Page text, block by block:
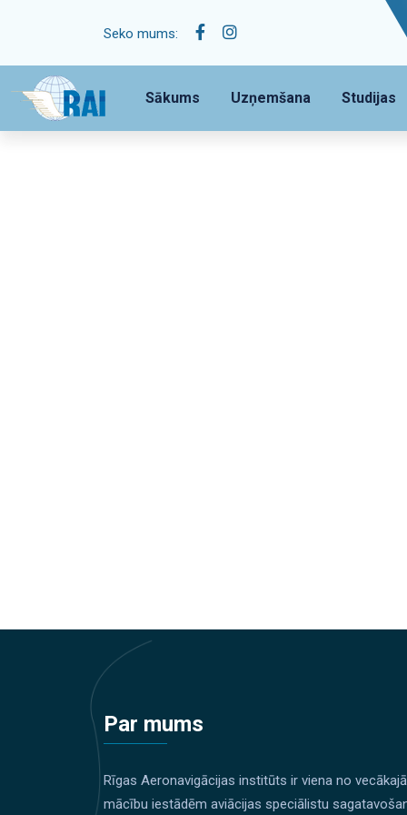
Seko mums:
Sākums Uzņemšana Studijas
Par mums
Rīgas Aeronavigācijas institūts ir viena no
mācību iestādēm aviācijas speciālistu